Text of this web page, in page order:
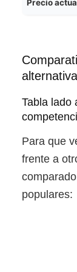
Precio actual
Tabla lado
Para que
frente a
populares: